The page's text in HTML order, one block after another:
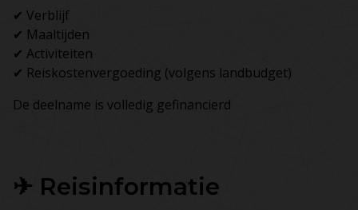
✔ Verblijf
✔ Maaltijden
✔ Activiteiten
✔ Reiskostenvergoeding (volgens landbudget)
De deelname is volledig gefinancierd
✈ Reisinformatie